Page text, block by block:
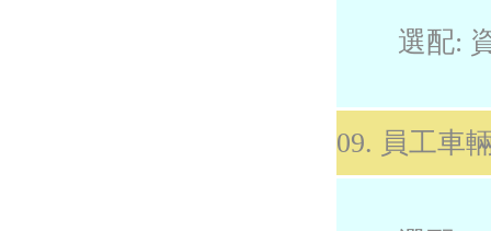
選配: 資
09. 員工車